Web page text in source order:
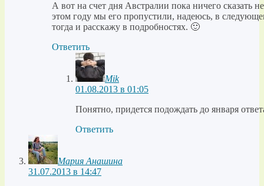
А вот на счет дня Австралии пока ничего сказать
этом году мы его пропустили, надеюсь, в
тогда и расскажу в подробностях. 🙂
Ответить
Mik
01.08.2013 в 01:05
Понятно, придется подождать до января
Ответить
Мария Анашина
31.07.2013 в 14:47